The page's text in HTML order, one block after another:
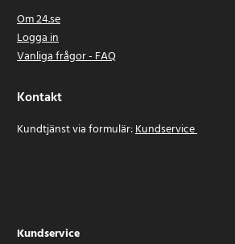
Om 24.se
Logga in
Vanliga frågor - FAQ
Kontakt
Kundtjänst via formulär:Kundservice
Kundservice